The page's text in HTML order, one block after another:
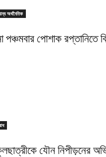
অর্থনৈতিক
পঞ্চমবার পোশাক রপ্তানিতে
যৌন নিপীড়নের